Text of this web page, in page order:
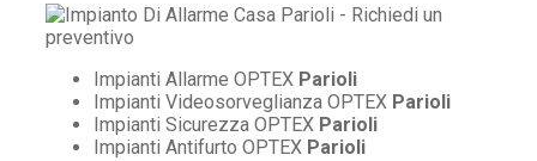
Impianti Allarme OPTEX Parioli
Impianti Videosorveglianza OPTEX Parioli
Impianti Sicurezza OPTEX Parioli
Impianti Antifurto OPTEX Parioli